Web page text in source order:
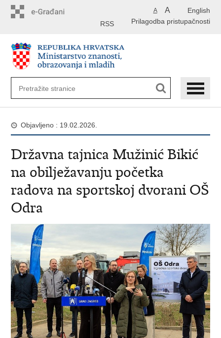
English
A A
Prilagodba pristupačnosti
RSS
Objavljeno : 19.02.2026.
Državna tajnica Mužinić Bikić
na obilježavanju početka
radova na sportskoj dvorani OŠ
Odra